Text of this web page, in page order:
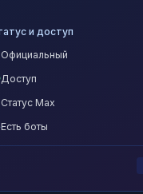
и доступ
Официальный
Доступ
Статус Max
Есть боты